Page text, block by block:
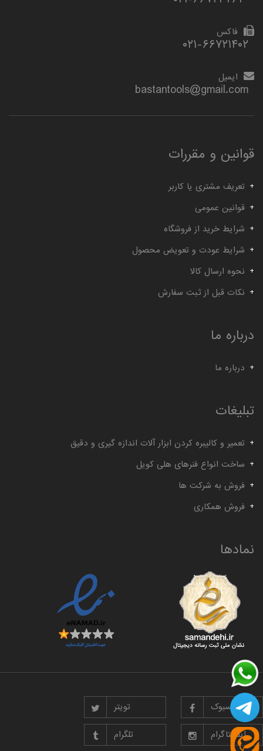
فاکس
۰۲۱-۶۶۷۲۱۴۰۲
ایمیل
bastantools@gmail.com
قوانین و مقررات
تعریف مشتری یا کاربر
قوانین عمومی
شرایط خرید از فروشگاه
شرایط عودت و تعویض محصول
نحوه ارسال کالا
نکات قبل از ثبت سفارش
درباره ما
درباره ما
تبلیغات
تعمیر و کالیبره کردن ابزار آلات اندازه گیری و دقیق
ساخت انواع فنرهای هلی کویل
فروش به شرکت ها
فروش همکاری
نمادها
فیسبوک تویتر
اینستاگرام تلگرام